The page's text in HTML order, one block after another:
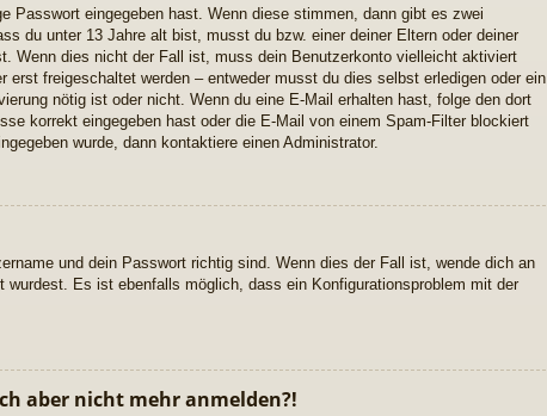
Passwort eingegeben hast. Wenn diese stimmen, dann gibt es zwei
du unter 13 Jahre alt bist, musst du bzw. einer deiner Eltern oder deiner
Wenn dies nicht der Fall ist, muss dein Benutzerkonto vielleicht aktiviert
freigeschaltet werden – entweder musst du dies selbst erledigen oder ein
nötig ist oder nicht. Wenn du eine E-Mail erhalten hast, folge den dort
korrekt eingegeben hast oder die E-Mail von einem Spam-Filter blockiert
wurde, dann kontaktiere einen Administrator.
und dein Passwort richtig sind. Wenn dies der Fall ist, wende dich an
Es ist ebenfalls möglich, dass ein Konfigurationsproblem mit der
aber nicht mehr anmelden?!